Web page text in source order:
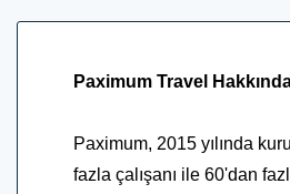
Paximum Travel
Paximum, 2015 yılında
fazla çalışanı ile 60'dan